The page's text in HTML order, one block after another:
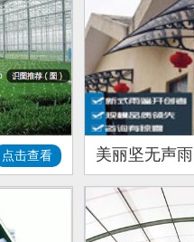
点击查看 美丽坚无声